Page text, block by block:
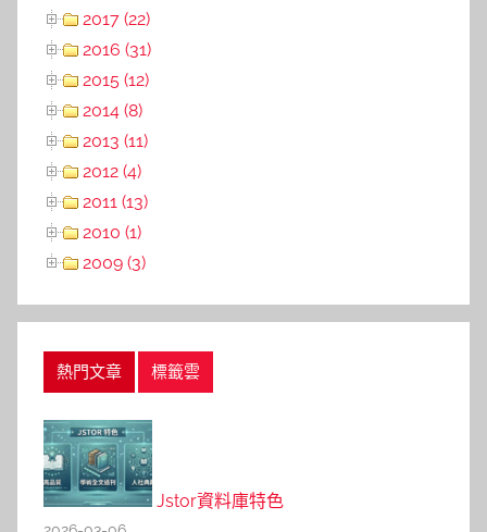
2017 (22)
2016 (31)
2015 (12)
2014 (8)
2013 (11)
2012 (4)
2011 (13)
2010 (1)
2009 (3)
熱門文章 標籤雲
Jstor資料庫特色